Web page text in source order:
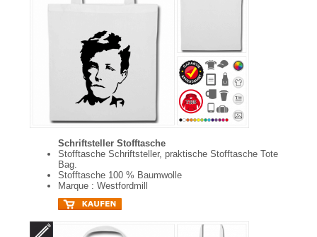
Schriftsteller Stofftasche
Stofftasche Schriftsteller, praktische Stofftasche Tote
Bag.
Stofftasche 100 % Baumwolle
Marque : Westfordmill